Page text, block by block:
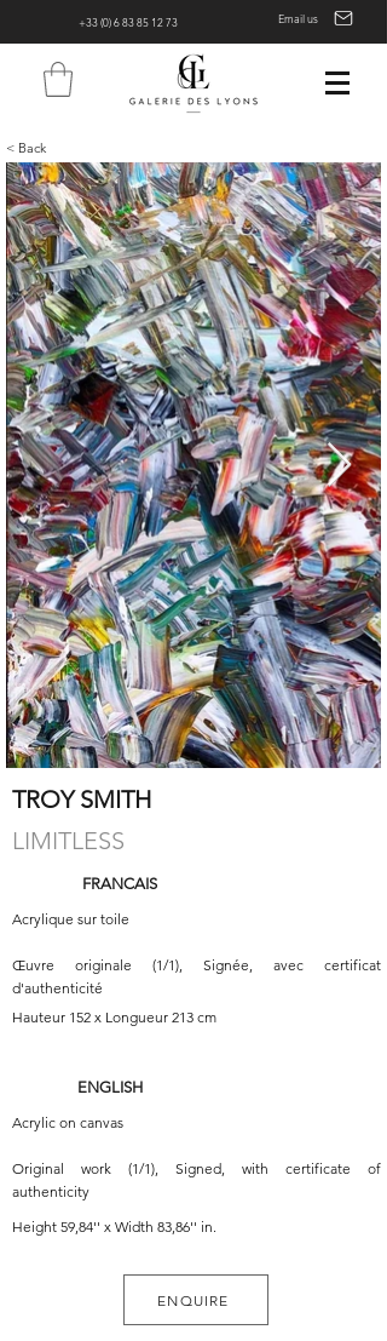
+33 (0) 6 83 85 12 73 Email us
< Back
TROY SMITH
LIMITLESS
FRANCAIS
Acrylique sur toile
Œuvre originale (1/1), Signée, avec certificat
d'authenticité
Hauteur 152 x Longueur 213 cm
ENGLISH
Acrylic on canvas
Original work (1/1), Signed, with certificate of
authenticity
Height 59,84'' x Width 83,86'' in.
ENQUIRE